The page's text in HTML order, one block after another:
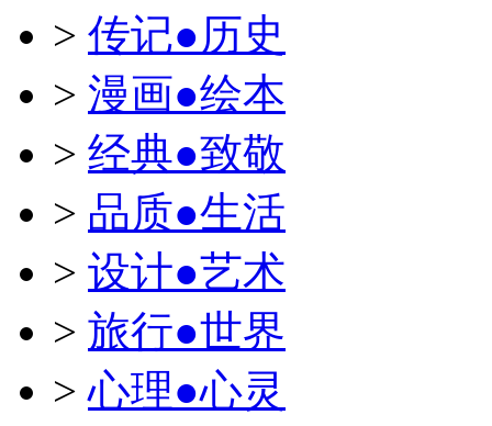
> 传记●历史
> 漫画●绘本
> 经典●致敬
> 品质●生活
> 设计●艺术
> 旅行●世界
>心理●心灵